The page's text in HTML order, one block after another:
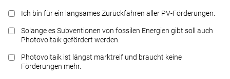
Ich bin für ein langsames Zurückfahren aller PV-Förderungen.
Solange es Subventionen von fossilen Energien gibt soll auch
Photovoltaik gefördert werden.
Photovoltaik ist längst marktreif und braucht keine
Förderungen mehr.